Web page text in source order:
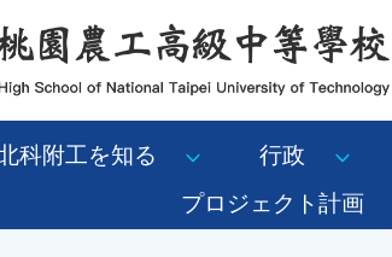
科附工を知る 行政
プロジェクト計画